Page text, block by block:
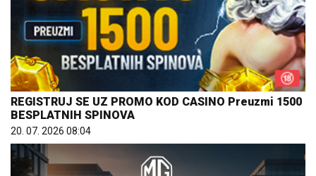
REGISTRUJ SE UZ PROMO KOD CASINO Preuzmi 1500
BESPLATNIH SPINOVA
20. 07. 2026 08:04